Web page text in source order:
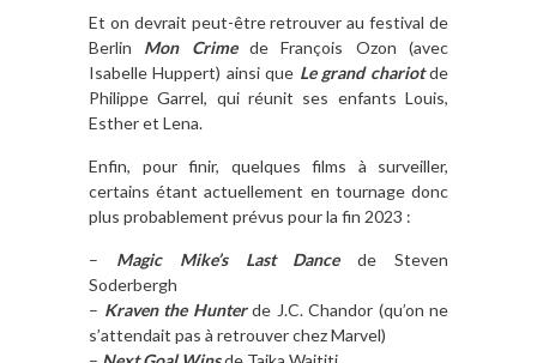
Et on devrait peut-être retrouver au festival de
Berlin Mon Crimede François Ozon (avec
Isabelle Huppert) ainsi que Le grand chariotde
Philippe Garrel, qui réunit ses enfants Louis,
Esther et Lena.
Enfin, pour finir, quelques films à surveiller,
certains étant actuellement en tournage donc
plus probablement prévus pour la fin 2023 :
– Magic Mike’s Last Dancede Steven
Soderbergh
– Kraven the Hunter de J.C. Chandor (qu’on ne
s’attendait pas à retrouver chez Marvel)